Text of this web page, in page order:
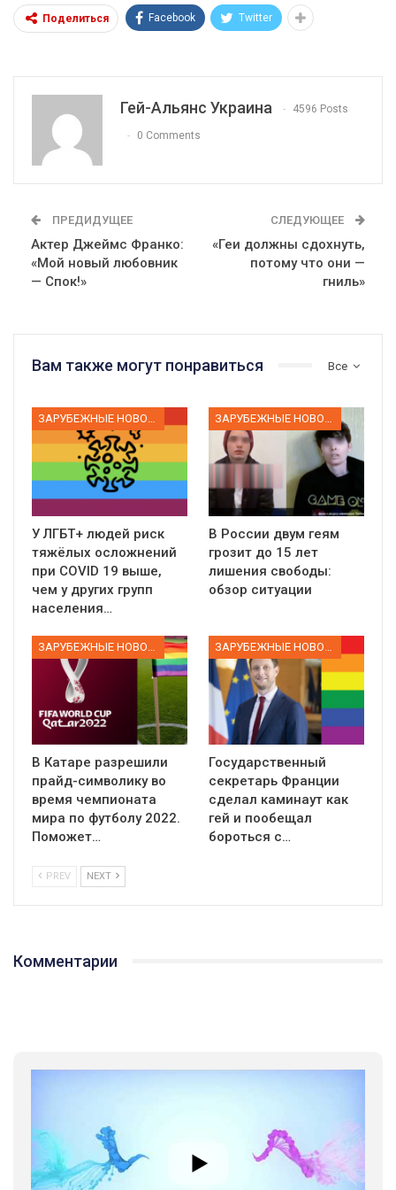
Поделиться Facebook Twitter
Гей-Альянс Украина 4596 Posts
0 Comments
ПРЕДИДУЩЕЕ
Актер Джеймс Франко:
«Мой новый любовник
— Спок!»
СЛЕДУЮЩЕЕ
«Геи должны сдохнуть,
потому что они —
гниль»
Все
Вам также могут понравиться
У ЛГБТ+ людей риск
тяжёлых осложнений
при COVID 19 выше,
чем у других групп
населения…
В России двум геям
грозит до 15 лет
лишения свободы:
обзор ситуации
В Катаре разрешили
прайд-символику во
время чемпионата
мира по футболу 2022.
Поможет…
Государственный
секретарь Франции
сделал каминаут как
гей и пообещал
бороться с…
PREV NEXT
Комментарии
5/17/2020
ГАУ є в 16 областях України.